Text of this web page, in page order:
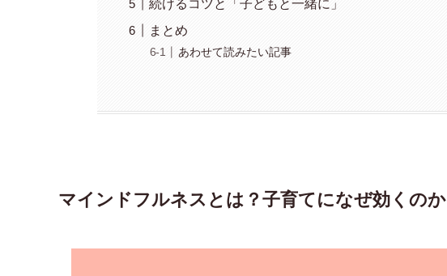
続けるコツと「子どもと一緒に」
まとめ
あわせて読みたい記事
マインドフルネスとは？子育てになぜ効くのか